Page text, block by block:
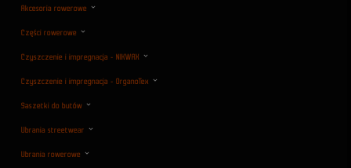
Akcesoria rowerowe
Części rowerowe
Czyszczenie i impregnacja - NIKWAX
Czyszczenie i impregnacja - OrganoTex
Saszetki do butów
Ubrania streetwear
Ubrania rowerowe